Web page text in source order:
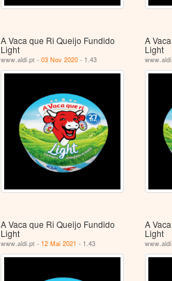
A Vaca que Ri Queijo Fundido
Light
www.aldi.pt - 03 Nov 2020- 1.43
A
Light
A Vaca que Ri Queijo Fundido
Light
www.aldi.pt - 12 Mai 2021 - 1.43
A
Light